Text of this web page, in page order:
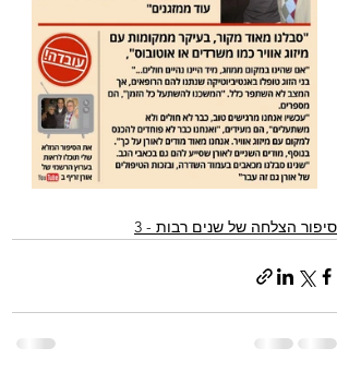
סיפור הצלחה של שנים רבות - 3